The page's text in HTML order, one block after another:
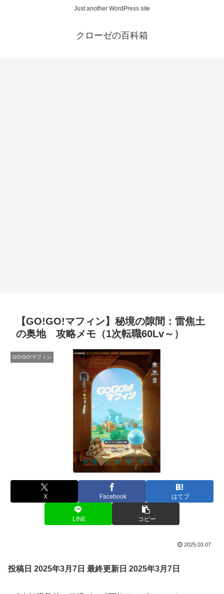
Just another WordPress site
クローゼの百科箱
【GO!GO!マフィン】秘境の隙間：雷焦土
の奥地 攻略メモ（1次転職60Lv～）
GO!GO!マフィン
X Facebook はてブ
LINE コピー
2025.03.07
投稿日 2025年3月7日 最終更新日 2025年3月7日